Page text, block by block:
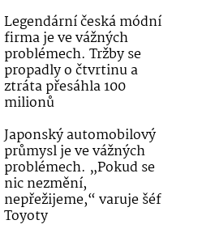
Legendární česká módní
firma je ve vážných
problémech. Tržby se
propadly o čtvrtinu a
ztráta přesáhla 100
milionů
Japonský automobilový
průmysl je ve vážných
problémech. „Pokud se
nic nezmění,
nepřežijeme,“ varuje šéf
Toyoty